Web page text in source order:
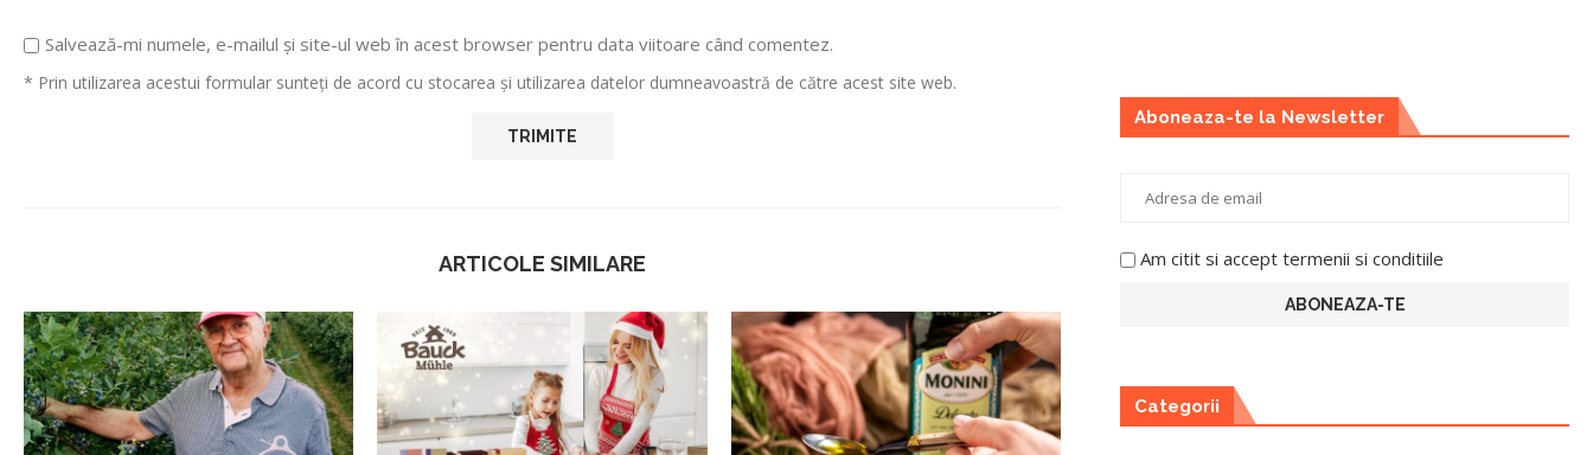
Salvează-mi numele, e-mailul și site-ul web în acest browser pentru data viitoare când comentez.
* Prin utilizarea acestui formular sunteți de acord cu stocarea și utilizarea datelor dumneavoastră de către acest site web.
ARTICOLE SIMILARE
Aboneaza-te la Newsletter
Am citit si accept termenii si conditiile
Categorii